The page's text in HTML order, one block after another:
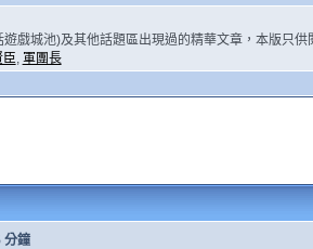
戲城池)及其他話題區出現過的精華文章，本版只供
臣, 軍團長
分鐘